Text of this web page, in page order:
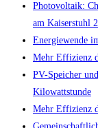
Photovoltaik:
am Kaiserstuhl
Energiewende
Mehr Effizienz
PV-Speicher
Kilowattstunde
Mehr Effizienz